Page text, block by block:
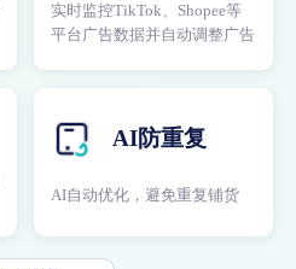
实时监控TikTok、Shopee等
平台广告数据并自动调整广告
AI防重复
AI自动优化，避免重复铺货